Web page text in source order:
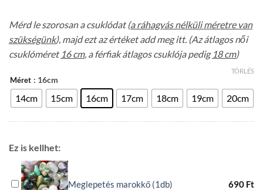
Mérd le szorosan a csuklódat (a ráhagyás nélküli méretre van
szükségünk), majd ezt az értéket add meg itt. (Az átlagos női
csuklóméret 16 cm, a férfiak átlagos csuklója pedig 18 cm)
Méret : 16cm
14cm 15cm 16cm 17cm 18cm 19cm 20cm
TÖRLÉS
Ez is kellhet:
Meglepetés marokkő (1db) 690 Ft